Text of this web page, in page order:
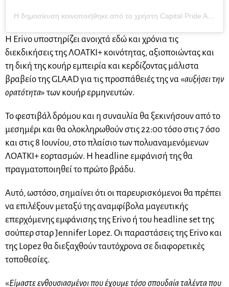
Η δημοσίευση κοινοποιήθηκε από το χρήστη Capital Pride Alliance & WorldPride Washington, DC 2025 (@capitalpridedc)
Η Erivo υποστηρίζει ανοιχτά εδώ και χρόνια τις
διεκδικήσεις της ΛΟΑΤΚΙ+ κοινότητας, αξιοποιώντας και
τη δική της κουήρ εμπειρία και κερδίζοντας μάλιστα
βραβείο της GLAAD για τις προσπάθειές της να «αυξήσει την
ορατότητα» των κουήρ ερμηνευτών.
Το φεστιβάλ δρόμου και η συναυλία θα ξεκινήσουν από το
μεσημέρι και θα ολοκληρωθούν στις 22:00 τόσο στις 7 όσο
και στις 8 Ιουνίου, στο πλαίσιο των πολυαναμενόμενων
ΛΟΑΤΚΙ+ εορτασμών. Η headline εμφάνισή της θα
πραγματοποιηθεί το πρώτο βράδυ.
Αυτό, ωστόσο, σημαίνει ότι οι παρευρισκόμενοι θα πρέπει
να επιλέξουν μεταξύ της αναμφίβολα μαγευτικής
επερχόμενης εμφάνισης της Erivo ή του headline set της
σούπερ σταρ Jennifer Lopez. Οι παραστάσεις της Erivo και
της Lopez θα διεξαχθούν ταυτόχρονα σε διαφορετικές
τοποθεσίες.
«Είμαστε ενθουσιασμένοι που έχουμε τόσο σπουδαία ταλέντα που